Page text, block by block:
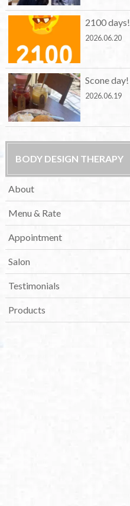
2100 days!
2026.06.20
Scone day!
2026.06.19
BODY DESIGN THERAPY
About
Menu & Rate
Appointment
Salon
Testimonials
Products